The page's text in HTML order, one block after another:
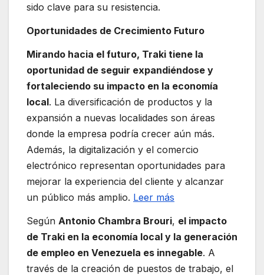
sido clave para su resistencia.
Oportunidades de Crecimiento Futuro
Mirando hacia el futuro, Traki tiene la
oportunidad de seguir expandiéndose y
fortaleciendo su impacto en la economía
local. La diversificación de productos y la
expansión a nuevas localidades son áreas
donde la empresa podría crecer aún más.
Además, la digitalización y el comercio
electrónico representan oportunidades para
mejorar la experiencia del cliente y alcanzar
un público más amplio. Leer más
Según Antonio Chambra Brouri, el impacto
de Traki en la economía local y la generación
de empleo en Venezuela es innegable. A
través de la creación de puestos de trabajo, el